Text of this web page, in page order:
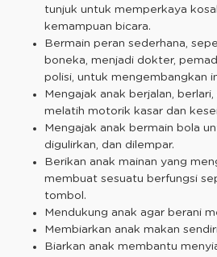
tunjuk untuk memperkaya
kemampuan bicara.
Bermain peran sederhana,
boneka, menjadi dokter,
polisi, untuk mengembangkan
Mengajak anak berjalan,
melatih motorik kasar dan
Mengajak anak bermain bola
digulirkan, dan dilempar.
Berikan anak mainan yang
membuat sesuatu berfungsi
tombol.
Mendukung anak agar berani
Membiarkan anak makan
Biarkan anak membantu